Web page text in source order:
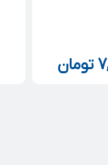
تومان